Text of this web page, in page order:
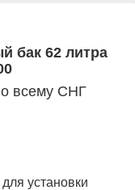
бак 62 литра
всему СНГ
установки